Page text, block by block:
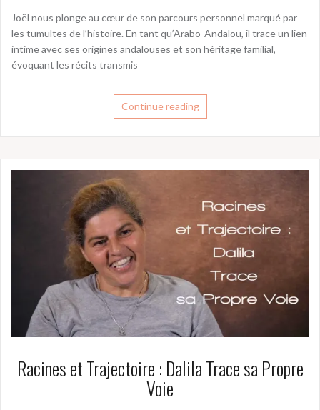
Joël nous plonge au cœur de son parcours personnel marqué par
les tumultes de l’histoire. En tant qu’Arabo-Andalou, il trace un lien
intime avec ses origines andalouses et son héritage familial,
évoquant les récits transmis
Continue reading
Racines et Trajectoire : Dalila Trace sa Propre
Voie